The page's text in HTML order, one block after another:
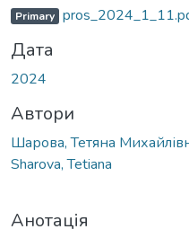
Primary
Дата
2024
Автори
Шарова, Тетяна
Sharova, Tetiana
Анотація